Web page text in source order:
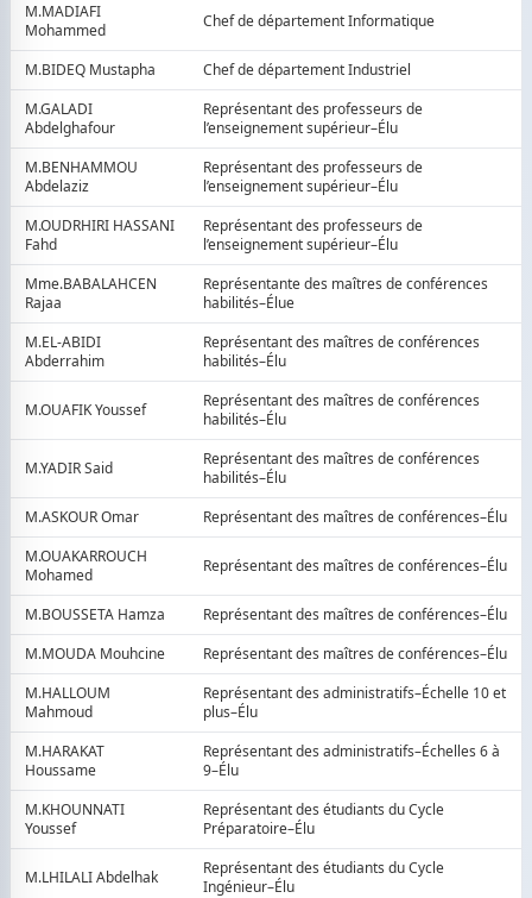
M.MADIAFI
Mohammed
Chef de département Informatique
M.BIDEQ Mustapha
Chef de département Industriel
M.GALADI
Abdelghafour
Représentant des professeurs de
l’enseignement supérieur–Élu
M.BENHAMMOU
Abdelaziz
Représentant des professeurs de
l’enseignement supérieur–Élu
M.OUDRHIRI HASSANI
Fahd
Représentant des professeurs de
l’enseignement supérieur–Élu
Mme.BABALAHCEN
Rajaa
Représentante des maîtres de conférences
habilités–Élue
M.EL-ABIDI
Abderrahim
Représentant des maîtres de conférences
habilités–Élu
M.OUAFIK Youssef
Représentant des maîtres de conférences
habilités–Élu
M.YADIR Said
Représentant des maîtres de conférences
habilités–Élu
M.ASKOUR Omar
Représentant des maîtres de conférences–Élu
M.OUAKARROUCH
Mohamed
Représentant des maîtres de conférences–Élu
M.BOUSSETA Hamza
Représentant des maîtres de conférences–Élu
M.MOUDA Mouhcine
Représentant des maîtres de conférences–Élu
M.HALLOUM
Mahmoud
Représentant des administratifs–Échelle 10 et
plus–Élu
M.HARAKAT
Houssame
Représentant des administratifs–Échelles 6 à
9–Élu
M.KHOUNNATI
Youssef
Représentant des étudiants du Cycle
Préparatoire–Élu
M.LHILALI Abdelhak
Représentant des étudiants du Cycle
Ingénieur–Élu